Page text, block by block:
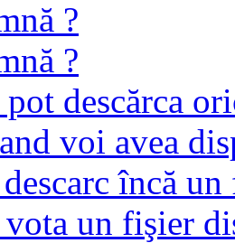
?
?
descărca
voi avea
încă
un fişier